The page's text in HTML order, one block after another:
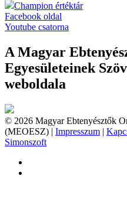
Champion értéktár
Facebook oldal
Youtube csatorna
A Magyar
Egyesületeinek
weboldala
© 2026 Magyar Ebtenyésztők
(MEOESZ) | Impresszum |
Simonszoft